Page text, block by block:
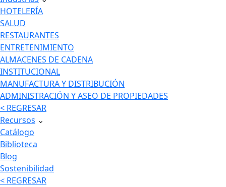
HOTELERÍA
SALUD
RESTAURANTES
ENTRETENIMIENTO
ALMACENES DE CADENA
INSTITUCIONAL
MANUFACTURA Y DISTRIBUCIÓN
ADMINISTRACIÓN Y ASEO DE PROPIEDADES
< REGRESAR
Recursos ⌄
Catálogo
Biblioteca
Blog
Sostenibilidad
< REGRESAR